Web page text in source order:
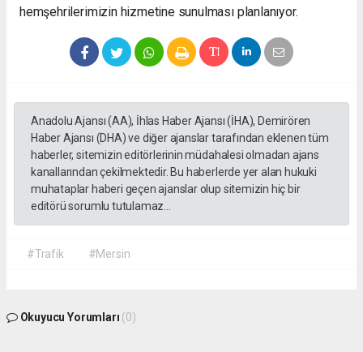
hemşehrilerimizin hizmetine sunulması planlanıyor.
Anadolu Ajansı (AA), İhlas Haber Ajansı (İHA), Demirören
Haber Ajansı (DHA) ve diğer ajanslar tarafından eklenen tüm
haberler, sitemizin editörlerinin müdahalesi olmadan ajans
kanallarından çekilmektedir. Bu haberlerde yer alan hukuki
muhataplar haberi geçen ajanslar olup sitemizin hiç bir
editörü sorumlu tutulamaz...
#Trafik #Mersin
Okuyucu Yorumları (0)